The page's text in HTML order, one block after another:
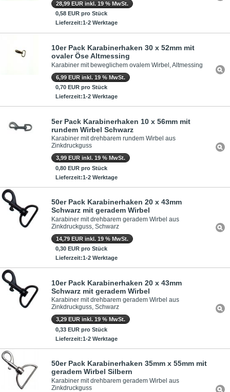
28,99 EUR inkl. 19 % MwSt.
0,58 EUR pro Stück
Lieferzeit:1-2 Werktage
10er Pack Karabinerhaken 30 x 52mm mit
ovaler Öse Altmessing
Karabiner mit beweglichem ovalem Wirbel, Altmessing
6,99 EUR inkl. 19 % MwSt.
0,70 EUR pro Stück
Lieferzeit:1-2 Werktage
5er Pack Karabinerhaken 10 x 56mm mit
rundem Wirbel Schwarz
Karabiner mit drehbarem rundem Wirbel aus
Zinkdruckguss
3,99 EUR inkl. 19 % MwSt.
0,80 EUR pro Stück
Lieferzeit:1-2 Werktage
50er Pack Karabinerhaken 20 x 43mm
Schwarz mit geradem Wirbel
Karabiner mit drehbarem geradem Wirbel aus
Zinkdruckguss, Schwarz
14,79 EUR inkl. 19 % MwSt.
0,30 EUR pro Stück
Lieferzeit:1-2 Werktage
10er Pack Karabinerhaken 20 x 43mm
Schwarz mit geradem Wirbel
Karabiner mit drehbarem geradem Wirbel aus
Zinkdruckguss, Schwarz
3,29 EUR inkl. 19 % MwSt.
0,33 EUR pro Stück
Lieferzeit:1-2 Werktage
50er Pack Karabinerhaken 35mm x 55mm mit
geradem Wirbel Silbern
Karabiner mit drehbarem geradem Wirbel aus
Zinkdruckguss